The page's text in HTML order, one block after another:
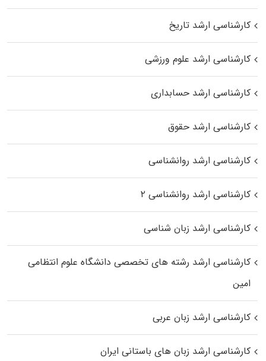
کارشناسی ارشد تاریخ
کارشناسی ارشد علوم ورزشی
کارشناسی ارشد حسابداری
کارشناسی ارشد حقوق
کارشناسی ارشد روانشناسی
کارشناسی ارشد روانشناسی ۲
کارشناسی ارشد زبان شناسی
کارشناسی ارشد رﺷﺘﻪ ﻫﺎی تخصصی داﻧﺸﮕﺎه ﻋﻠﻮم انتظامی
اﻣﻴﻦ
کارشناسی ارشد زبان عربی
کارشناسی ارشد زبان‌ های باستانی ایران